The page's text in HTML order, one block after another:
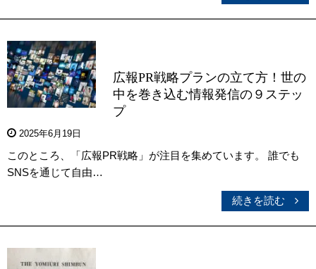
広報PR戦略プランの立て方！世の
中を巻き込む情報発信の９ステッ
プ
2025年6月19日
このところ、「広報PR戦略」が注目を集めています。 誰でも
SNSを通じて自由…
続きを読む